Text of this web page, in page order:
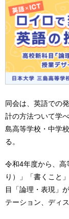
同会は、英語での
計の方法ついて学
島高等学校・中学
る。
令和4年度から、高
り）」「書くこと
目「論理・表現」
テーション、ディ